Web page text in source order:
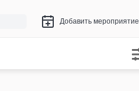
Добавить мероприятие